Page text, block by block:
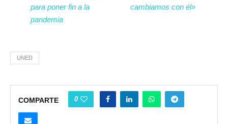
para poner fin a la
pandemia
cambiamos con él»
UNED
COMPARTE 0